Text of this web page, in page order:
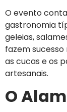
O evento
gastronomia
geleias,
fazem
as cucas e os
artesanais.
O